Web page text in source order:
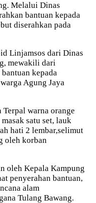
Melalui Dinas
bantuan kepada
diserahkan pada
Linjamsos dari Dinas
mewakili dari
kepada
Agung Jaya
warna orange
satu set, lauk
hati 2 lembar,selimut
oleh korban
oleh Kepala Kampung
penyerahan bantuan,
alam
Tulang Bawang.